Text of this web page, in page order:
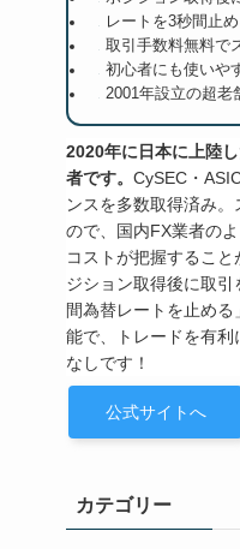
レートを3秒間止
取引手数料無料で
初心者にも使いや
2001年設立の超老
2020年に日本に上陸
者です。 CySEC・
ンスを多数取得済み
ので、国内FX業者の
コストが把握するこ
ジション取得後に取
間為替レートを止め
能で、トレードを有
なしです！
公式サイトへ
カテゴリー